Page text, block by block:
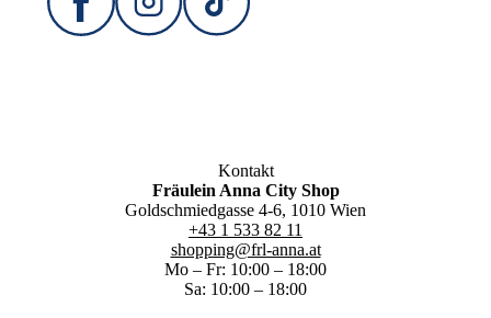
Kontakt
Fräulein Anna City Shop
Goldschmiedgasse 4-6, 1010 Wien
+43 1 533 82 11
shopping@frl-anna.at
Mo – Fr: 10:00 – 18:00
Sa: 10:00 – 18:00